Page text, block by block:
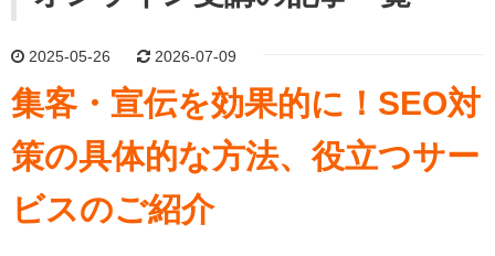
2025-05-26 2026-07-09
集客・宣伝を効果的に！SEO対
策の具体的な方法、役立つサー
ビスのご紹介